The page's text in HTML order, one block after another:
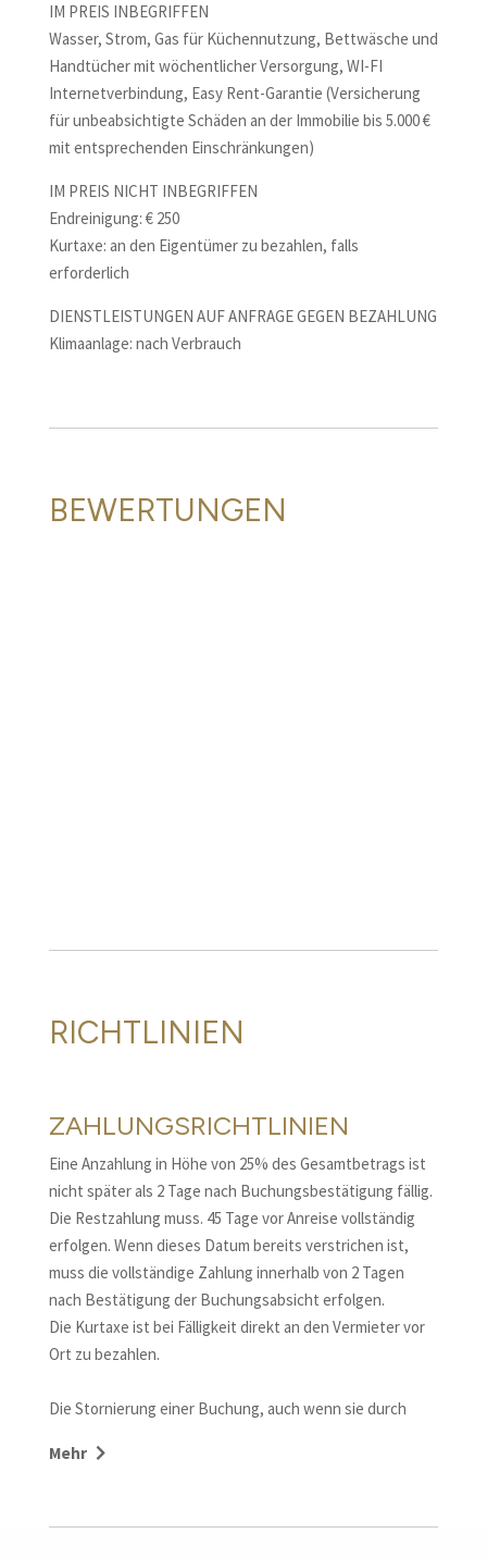
IM PREIS INBEGRIFFEN
Wasser, Strom, Gas für Küchennutzung, Bettwäsche und
Handtücher mit wöchentlicher Versorgung, WI-FI
Internetverbindung, Easy Rent-Garantie (Versicherung
für unbeabsichtigte Schäden an der Immobilie bis 5.000 €
mit entsprechenden Einschränkungen)
IM PREIS NICHT INBEGRIFFEN
Endreinigung: € 250
Kurtaxe: an den Eigentümer zu bezahlen, falls
erforderlich
DIENSTLEISTUNGEN AUF ANFRAGE GEGEN BEZAHLUNG
Klimaanlage: nach Verbrauch
BEWERTUNGEN
RICHTLINIEN
ZAHLUNGSRICHTLINIEN
Eine Anzahlung in Höhe von 25% des Gesamtbetrags ist
nicht später als 2 Tage nach Buchungsbestätigung fällig.
Die Restzahlung muss. 45 Tage vor Anreise vollständig
erfolgen. Wenn dieses Datum bereits verstrichen ist,
muss die vollständige Zahlung innerhalb von 2 Tagen
nach Bestätigung der Buchungsabsicht erfolgen.
Die Kurtaxe ist bei Fälligkeit direkt an den Vermieter vor
Ort zu bezahlen.
Die Stornierung einer Buchung, auch wenn sie durch
Vertragsstrafen vor:
Mehr